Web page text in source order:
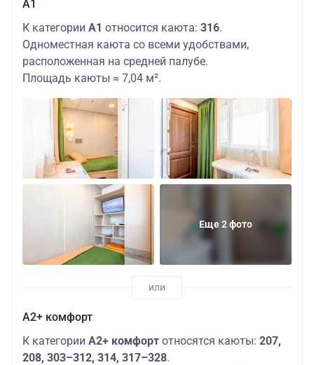
А1
К категории А1 относится каюта: 316.
Одноместная каюта со всеми удобствами,
расположенная на средней палубе.
Площадь каюты ≈ 7,04 м².
Еще 2 фото
А2+ комфорт
К категории А2+ комфорт относятся каюты: 207,
208, 303–312, 314, 317–328.